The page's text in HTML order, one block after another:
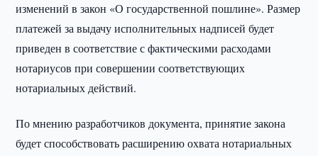
изменений в закон «О государственной пошлине». Размер
платежей за выдачу исполнительных надписей будет
приведен в соответствие с фактическими расходами
нотариусов при совершении соответствующих
нотариальных действий.
По мнению разработчиков документа, принятие закона
будет способствовать расширению охвата нотариальных